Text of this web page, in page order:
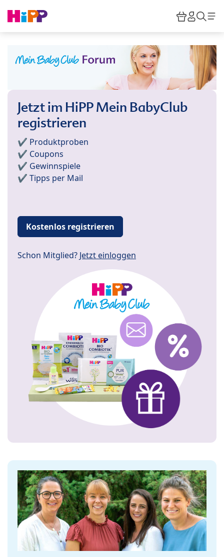
HiPP
Jetzt im HiPP Mein BabyClub
registrieren
✔️ Produktproben
✔️ Coupons
✔️ Gewinnspiele
✔️ Tipps per Mail
Kostenlos registrieren
Schon Mitglied? Jetzt einloggen